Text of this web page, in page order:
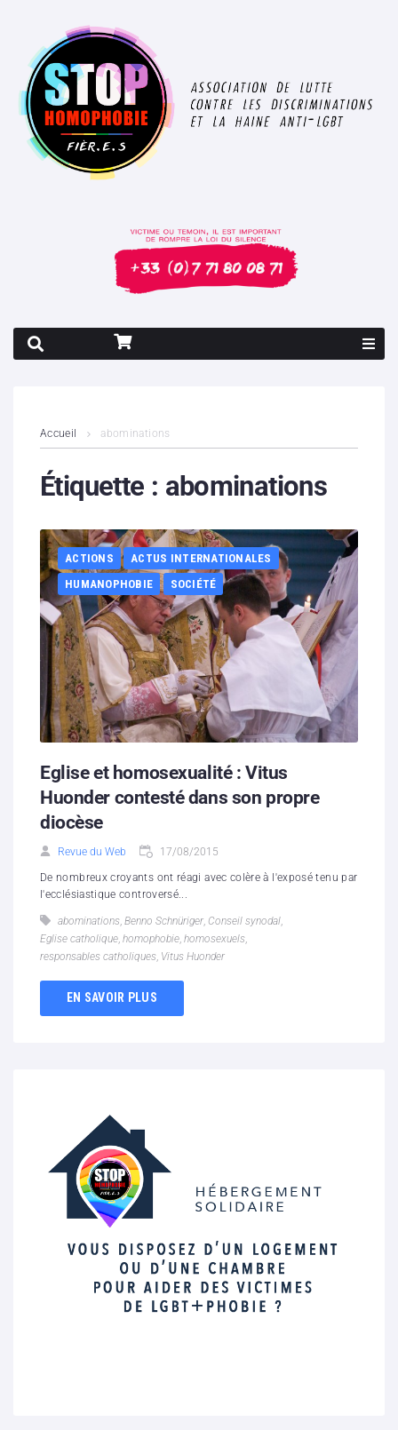
Contenus litigieux
Boutique
Partenaires
Contacts
Hébergement solidaire
Accueil abominations
Étiquette : abominations
ACTIONS
ACTUS INTERNATIONALES
HUMANOPHOBIE
SOCIÉTÉ
Eglise et homosexualité : Vitus
Huonder contesté dans son propre
diocèse
Revue du Web 17/08/2015
De nombreux croyants ont réagi avec colère à l'exposé tenu par
l'ecclésiastique controversé...
abominations, Benno Schnüriger, Conseil synodal,
Eglise catholique, homophobie, homosexuels,
responsables catholiques, Vitus Huonder
EN SAVOIR PLUS